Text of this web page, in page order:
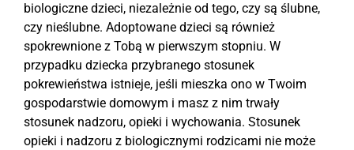
biologiczne dzieci, niezależnie od tego, czy są ślubne,
czy nieślubne. Adoptowane dzieci są również
spokrewnione z Tobą w pierwszym stopniu. W
przypadku dziecka przybranego stosunek
pokrewieństwa istnieje, jeśli mieszka ono w Twoim
gospodarstwie domowym i masz z nim trwały
stosunek nadzoru, opieki i wychowania. Stosunek
opieki i nadzoru z biologicznymi rodzicami nie może